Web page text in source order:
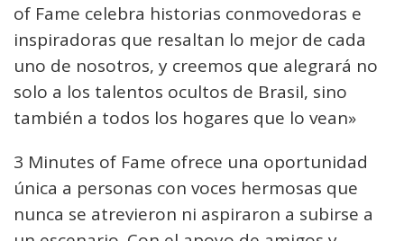
of Fame celebra historias conmovedoras e
inspiradoras que resaltan lo mejor de cada
uno de nosotros, y creemos que alegrará no
solo a los talentos ocultos de Brasil, sino
también a todos los hogares que lo vean»
3 Minutes of Fame ofrece una oportunidad
única a personas con voces hermosas que
nunca se atrevieron ni aspiraron a subirse a